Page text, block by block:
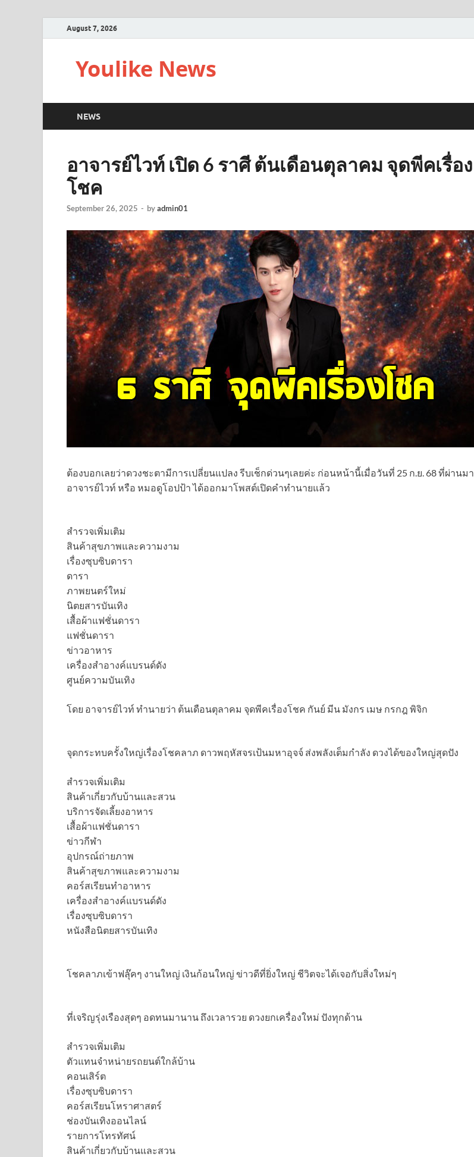
August 7, 2026
Youlike News
NEWS
อาจารย์ไวท์ เปิด 6 ราศี ต้นเดือนตุลาคม จุดพีคเรื่อง
โชค
September 26, 2025 - byadmin01
ต้องบอกเลยว่าดวงชะตามีการเปลี่ยนแปลง รีบเช็กด่วนๆเลยค่ะ ก่อนหน้านี้เมื่อวันที่ 25 ก.ย. 68 ที่ผ่านมา
อาจารย์ไวท์ หรือ หมอดูโอปป้า ได้ออกมาโพสต์เปิดคำทำนายแล้ว
สำรวจเพิ่มเติม
สินค้าสุขภาพและความงาม
เรื่องซุบซิบดารา
ดารา
ภาพยนตร์ใหม่
นิตยสารบันเทิง
เสื้อผ้าแฟชั่นดารา
แฟชั่นดารา
ข่าวอาหาร
เครื่องสำอางค์แบรนด์ดัง
ศูนย์ความบันเทิง
โดย อาจารย์ไวท์ ทำนายว่า ต้นเดือนตุลาคม จุดพีคเรื่องโชค กันย์ มีน มังกร เมษ กรกฎ พิจิก
จุดกระทบครั้งใหญ่เรื่องโชคลาภ ดาวพฤหัสจรเป้นมหาอุจจ์ ส่งพลังเต็มกำลัง ดวงได้ของใหญ่สุดปัง
สำรวจเพิ่มเติม
สินค้าเกี่ยวกับบ้านและสวน
บริการจัดเลี้ยงอาหาร
เสื้อผ้าแฟชั่นดารา
ข่าวกีฬา
อุปกรณ์ถ่ายภาพ
สินค้าสุขภาพและความงาม
คอร์สเรียนทำอาหาร
เครื่องสำอางค์แบรนด์ดัง
เรื่องซุบซิบดารา
หนังสือนิตยสารบันเทิง
โชคลาภเข้าฟลุ๊คๆ งานใหญ่ เงินก้อนใหญ่ ข่าวดีที่ยิ่งใหญ่ ชีวิตจะได้เจอกับสิ่งใหม่ๆ
ที่เจริญรุ่งเรืองสุดๆ อดทนมานาน ถึงเวลารวย ดวงยกเครื่องใหม่ ปังทุกด้าน
สำรวจเพิ่มเติม
ตัวแทนจำหน่ายรถยนต์ใกล้บ้าน
คอนเสิร์ต
เรื่องซุบซิบดารา
คอร์สเรียนโหราศาสตร์
ช่องบันเทิงออนไลน์
รายการโทรทัศน์
สินค้าเกี่ยวกับบ้านและสวน